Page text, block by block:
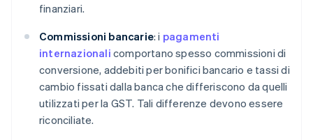
finanziari.
Commissioni bancarie: i pagamenti
internazionali comportano spesso commissioni di
conversione, addebiti per bonifici bancario e tassi di
cambio fissati dalla banca che differiscono da quelli
utilizzati per la GST. Tali differenze devono essere
riconciliate.